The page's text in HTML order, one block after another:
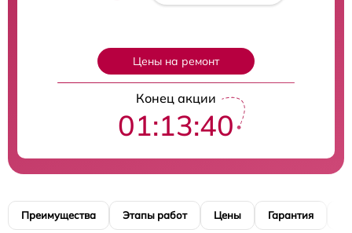
Цены на ремонт
Конец акции
01:13:39
Преимущества Этапы работ Цены Гарантия